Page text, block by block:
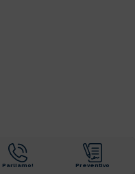
Parliamo! Preventivo